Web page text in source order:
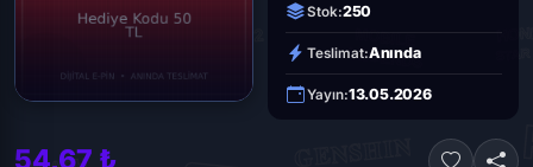
Stok:250
Teslimat:Anında
Yayın:13.05.2026
54,67 ₺